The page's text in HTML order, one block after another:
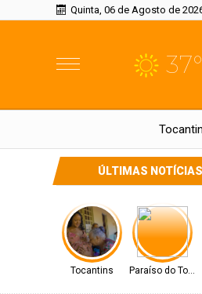
Quinta, 06 de Agosto de
37°
ÚLTIMAS NOTÍCIAS
Paraíso do Tocantins
Tocantins Paraíso do